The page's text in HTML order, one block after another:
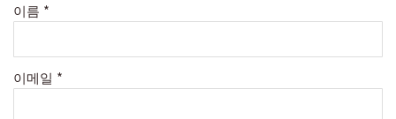
이름 *
이메일 *